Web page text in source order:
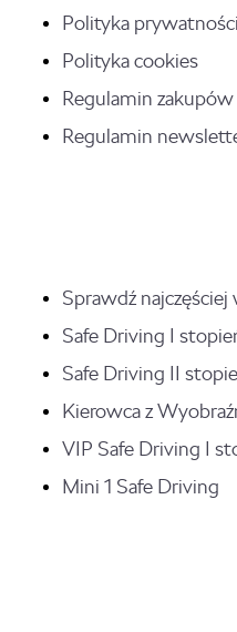
Polityka prywatności
Polityka cookies
Regulamin zakupów
Regulamin
Sprawdź
Safe Driving I
Safe Driving II
Kierowca z
VIP Safe Driving I
Mini 1 Safe Driving